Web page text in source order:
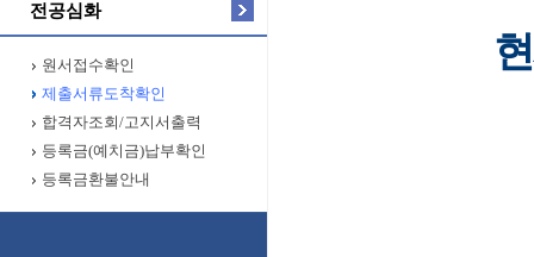
전공심화
원서접수확인
제출서류도착확인
합격자조회/고지서출력
등록금(예치금)납부확인
등록금환불안내